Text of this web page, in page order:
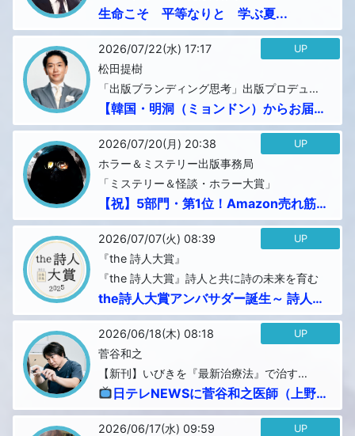
生命こそ 平等なりと 学ぶ夏...
UP
2026/07/22(水) 17:17
松田提樹
「出版ブランディング思考」出版プロデュー
サー・編集者
【韓国・明洞（ミョンドン）からお届け
します！】
...
UP
2026/07/20(月) 20:38
ホラー＆ミステリー出版事務局
「ミステリー＆怪談・ホラー大賞」
【祝】5部門・第1位！Amazon売れ筋
ランキング『ゾンビ大戦』バトル探偵ア
ンダ...
UP
2026/07/07(火) 08:39
『the 詩人大賞』
『the 詩人大賞』詩人と共に詩の未来を育む
the詩人大賞アンバサダー誕生～ 詩人と
ともに、詩の未来を育む新たなプロジ
ェ...
UP
2026/06/18(木) 08:18
菅谷和之
【新刊】いびきを『最新治療法』で治す
【2026年度版】
日テレNEWSに菅谷和之医師（上野
いびきクリニック院長）が睡眠障害治療
の専...
UP
2026/06/17(水) 09:59